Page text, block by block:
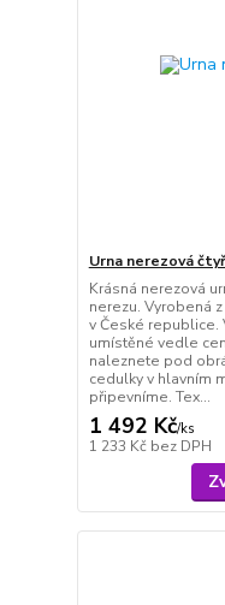
Urna nerezová
Krásná nerezová
nerezu. Vyrobená
v České republice.
umístěné vedle
naleznete pod
cedulky v hlavním
připevníme. Tex...
1 492 Kč/ks
1 233 Kč bez DPH